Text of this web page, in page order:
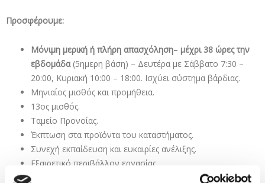
Προσφέρουμε:
Μόνιμη μερική ή πλήρη απασχόληση– μέχρι 38 ώρες την
εβδομάδα(5ημερη βάση) – Δευτέρα με Σάββατο 7:30 –
20:00, Κυριακή 10:00 – 18:00. Ισχύει σύστημα βάρδιας.
Μηνιαίος μισθός και προμήθεια.
13ος μισθός.
Ταμείο Προνοίας.
Έκπτωση στα προϊόντα του καταστήματος.
Συνεχή εκπαίδευση και ευκαιρίες ανέλιξης.
Εξαιρετικό περιβάλλον εργασίας.